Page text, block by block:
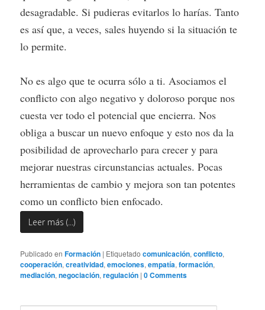
desagradable. Si pudieras evitarlos lo harías. Tanto
es así que, a veces, sales huyendo si la situación te
lo permite.
No es algo que te ocurra sólo a ti. Asociamos el
conflicto con algo negativo y doloroso porque nos
cuesta ver todo el potencial que encierra. Nos
obliga a buscar un nuevo enfoque y esto nos da la
posibilidad de aprovecharlo para crecer y para
mejorar nuestras circunstancias actuales. Pocas
herramientas de cambio y mejora son tan potentes
como un conflicto bien enfocado.
Leer más (...)
Publicado en Formación | Etiquetado comunicación,conflicto,
cooperación,creatividad,emociones,empatía,formación,
mediación,negociación,regulación |0 Comments